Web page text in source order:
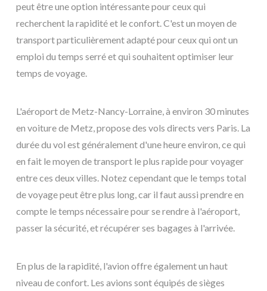
peut être une option intéressante pour ceux qui
recherchent la rapidité et le confort. C'est un moyen de
transport particulièrement adapté pour ceux qui ont un
emploi du temps serré et qui souhaitent optimiser leur
temps de voyage.
L'aéroport de Metz-Nancy-Lorraine, à environ 30 minutes
en voiture de Metz, propose des vols directs vers Paris. La
durée du vol est généralement d'une heure environ, ce qui
en fait le moyen de transport le plus rapide pour voyager
entre ces deux villes. Notez cependant que le temps total
de voyage peut être plus long, car il faut aussi prendre en
compte le temps nécessaire pour se rendre à l'aéroport,
passer la sécurité, et récupérer ses bagages à l'arrivée.
En plus de la rapidité, l'avion offre également un haut
niveau de confort. Les avions sont équipés de sièges